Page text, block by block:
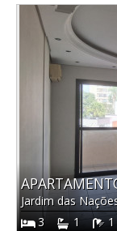
Jardim das
3
1 1